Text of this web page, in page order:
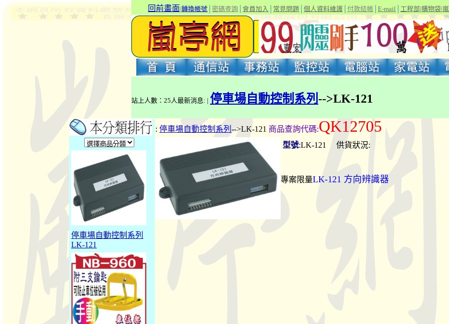
回前畫面|轉換帳號 密碼查詢 會員加入 常見問題 個人資料維護 付款結帳 E-mail 工程部|購物袋|
站上人數：25人最新消息: | 停車場自動控制系列 -->LK-121
停車場自動控制系列
LK-121
: 停車場自動控制系列 -->LK-121 商品查詢代碼:QK12705
型號:LK-121 供貨狀況:
專案限量LK-121 方向辨識器